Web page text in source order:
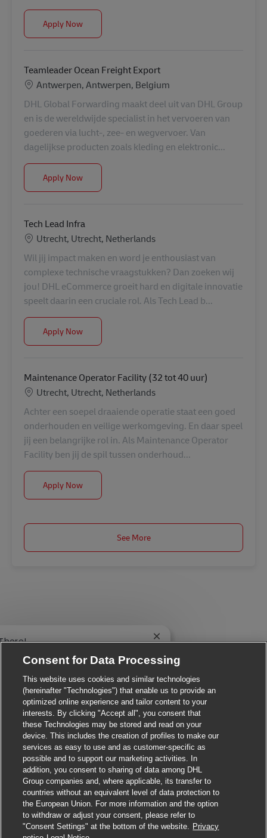
Apply for this job
Apply NowBezorger B - Kleingoed
Teamleader Ocean Freight Export
Location
Antwerpen, Antwerpen, Belgium
DHL Global Forwarding maakt deel uit van DHL Group
en is de wereldwijde specialist in het vervoeren van
goederen via lucht-, zee- en wegvervoer. Van
dagelijkse producten zoals kleding en elektronic...
Apply NowTeamleader Ocean Freight Export
Tech Lead Infra
Location
Utrecht, Utrecht, Netherlands
Wil jij impact maken en word je enthousiast van
complexe technische vraagstukken? Dan zoeken wij
jou! DHL eCommerce groeit hard en digitale innovatie
speelt daarin een cruciale rol. Als Tech Lead b...
Apply NowTech Lead Infra
Maintenance Operator Facility (32 tot 40 uur)
Location
Utrecht, Utrecht, Netherlands
Achter een soepel draaiende operatie staat een goed
onderhouden en veilige werkomgeving. En daar speel
jij een belangrijke rol in. Als Maintenance Operator
Facility ben jij de spil tussen onderhoud...
Apply NowMaintenance Operator Facility (32 tot 40 uur)
See More
Consent for Data Processing
This website uses cookies and similar technologies
(hereinafter "Technologies") that enable us to provide an
optimized online experience and tailor content to your
interests. By clicking "Accept all", you consent that
these Technologies may be stored and read on your
device. This includes the creation of profiles to make our
services as easy to use and as customer-specific as
possible and to support our marketing activities. In
addition, you consent to sharing of data among DHL
Group companies and, where applicable, its transfer to
countries without an equivalent level of data protection to
the European Union. For more information and the option
to withdraw or adjust your consent, please refer to
"Consent Settings" at the bottom of the website. Privacy
Close chatbot notification
I'm interested Similar Jobs